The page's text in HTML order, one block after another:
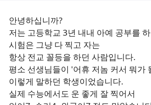
안녕하십니까?
저는 고등학교 3년 내내 아예 공부를
시험은 그냥 다 찍고 자는
항상 전교 꼴등을 하던 사람입니다.
평소 선생님들이 '어휴 저놈 커서 뭐가
이렇게 말하던 학생이었습니다.
실제 수능에서도 운 좋게 잘 찍어서